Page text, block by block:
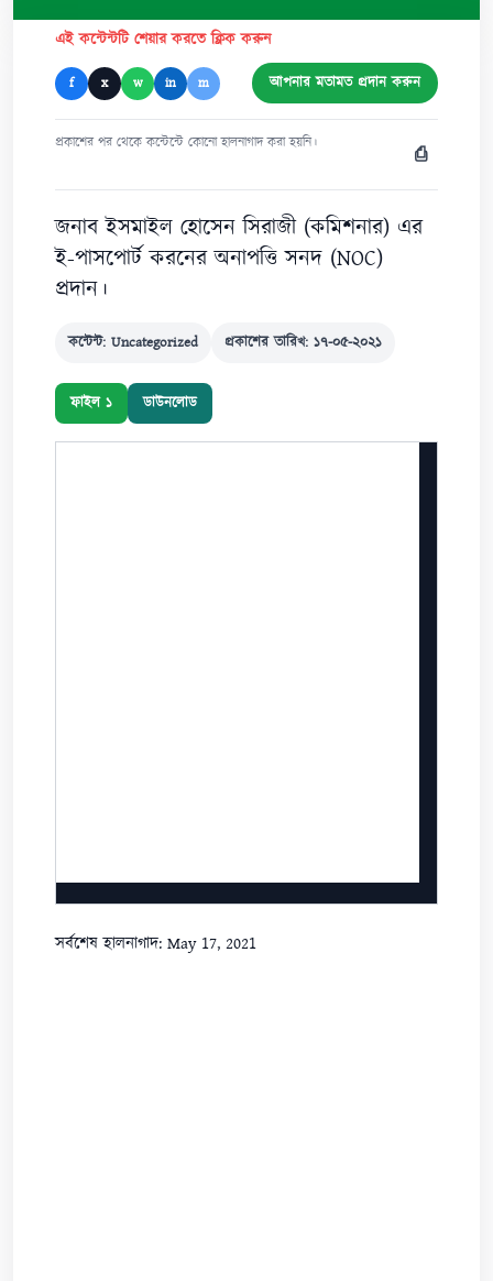
এই কন্টেন্টটি শেয়ার করতে ক্লিক করুন
f x w in m আপনার মতামত প্রদান করুন
প্রকাশের পর থেকে কন্টেন্টে কোনো হালনাগাদ করা হয়নি। ⎙
জনাব ইসমাইল হোসেন সিরাজী (কমিশনার) এর
ই-পাসপোর্ট করনের অনাপত্তি সনদ (NOC)
প্রদান।
কন্টেন্ট: Uncategorized প্রকাশের তারিখ: ১৭-০৫-২০২১
ফাইল ১ ডাউনলোড
সর্বশেষ হালনাগাদ: May 17, 2021